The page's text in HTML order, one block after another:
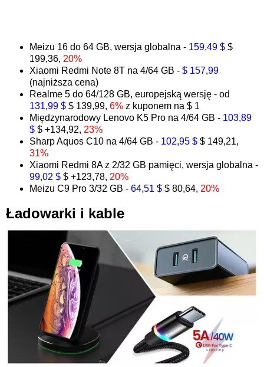
Meizu 16 do 64 GB, wersja globalna - 159,49 $ $
199,36, 20%
Xiaomi Redmi Note 8T na 4/64 GB - $ 157,99
(najniższa cena)
Realme 5 do 64/128 GB, europejską wersję - od
131,99 $ $ 139,99, 6% z kuponem na $ 1
Międzynarodowy Lenovo K5 Pro na 4/64 GB - 103,89
$ $ +134,92, 23%
Sharp Aquos C10 na 4/64 GB - 102,95 $ $ 149,21,
31%
Xiaomi Redmi 8A z 2/32 GB pamięci, wersja globalna -
99,02 $ $ +123,78, 20%
Meizu C9 Pro 3/32 GB - 64,51 $ $ 80,64, 20%
Ładowarki i kable